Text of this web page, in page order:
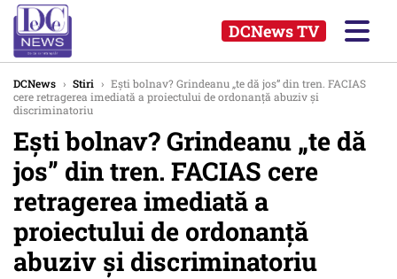
DCNews TV
DCNews › Stiri › Ești bolnav? Grindeanu „te dă jos” din tren. FACIAS
cere retragerea imediată a proiectului de ordonanță abuziv și
discriminatoriu
Ești bolnav? Grindeanu „te dă
jos” din tren. FACIAS cere
retragerea imediată a
proiectului de ordonanță
abuziv și discriminatoriu